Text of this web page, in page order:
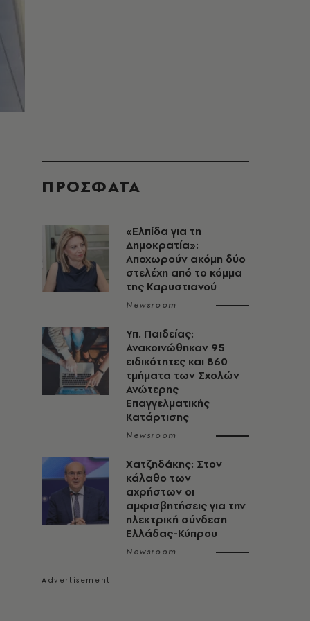
ΠΡΟΣΦΑΤΑ
«Ελπίδα για τη
Δημοκρατία»:
Αποχωρούν ακόμη δύο
στελέχη από το κόμμα
της Καρυστιανού
Newsroom
Υπ. Παιδείας:
Ανακοινώθηκαν 95
ειδικότητες και 860
τμήματα των Σχολών
Ανώτερης
Επαγγελματικής
Κατάρτισης
Newsroom
Χατζηδάκης: Στον
κάλαθο των
αχρήστων οι
αμφισβητήσεις για την
ηλεκτρική σύνδεση
Ελλάδας-Κύπρου
Newsroom